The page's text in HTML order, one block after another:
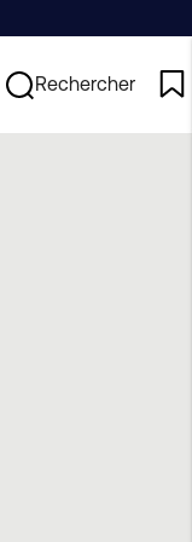
Rechercher